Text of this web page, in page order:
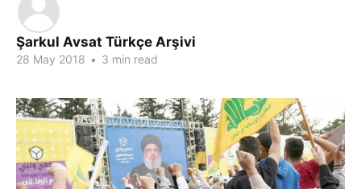
Şarkul Avsat Türkçe Arşivi
28 May 2018 • 3 min read